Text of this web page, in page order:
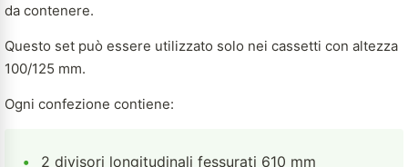
da contenere.
Questo set può essere utilizzato solo nei cassetti con altezza
100/125 mm.
Ogni confezione contiene:
• 2 divisori longitudinali fessurati 610 mm